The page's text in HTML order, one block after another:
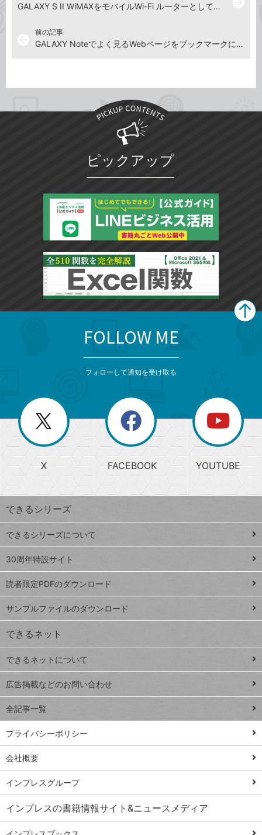
前の記事
GALAXY Noteでよく見るWebページをブックマークに登録するには
GALAXY S II WiMAXをモバイルWi-Fi ルーターとして使うには
ピックアップ
じ
る
search
検
索
上
昇
ワ
ー
ド
Google
スプレ
ッドシ
ート
iPhone
VLOOKUP
close
閉じ
る
閉
じ
る
ー
か
ら
探
す
ト
ッ
プ
ペ
ジ
連載
Excel Q&A
トイアンナ流仕
事術
PowerAutomate
ではじめる業務
の完全自動化
AI議事録作成術
Windows 11
Q&A
Teams踏み込み
活用術
FOLLOW ME
フォローして通知を受け取る
X FACEBOOK YOUTUBE
できるシリーズ
できるシリーズについて
30周年特設サイト
読者限定PDFのダウンロード
サンプルファイルのダウンロード
できるネット
できるネットについて
広告掲載などのお問い合わせ
全記事一覧
プライバシーポリシー
会社概要
インプレスグループ
インプレスの書籍情報サイト&ニュースメディア